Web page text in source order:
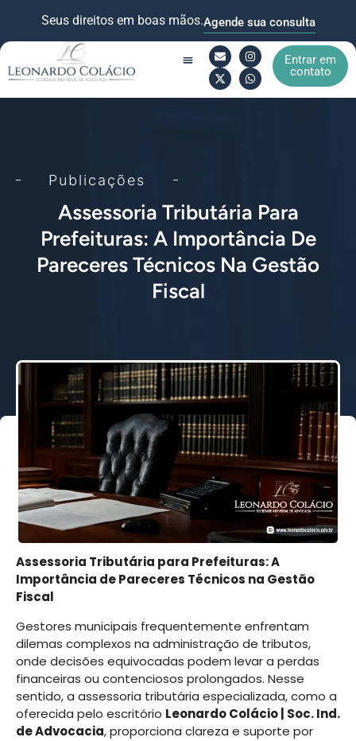
Seus direitos em boas mãos.Agende sua consulta
Entrar em
contato
Publicações
Assessoria Tributária Para
Prefeituras: A Importância De
Pareceres Técnicos Na Gestão
Fiscal
Assessoria Tributária para Prefeituras: A
Importância de Pareceres Técnicos na Gestão
Fiscal
Gestores municipais frequentemente enfrentam
dilemas complexos na administração de tributos,
onde decisões equivocadas podem levar a perdas
financeiras ou contenciosos prolongados. Nesse
sentido, a assessoria tributária especializada, como a
oferecida pelo escritório Leonardo Colácio | Soc. Ind.
de Advocacia, proporciona clareza e suporte por